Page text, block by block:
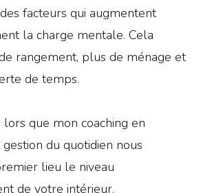
facteurs qui augmentent
la charge mentale. Cela
rangement, plus de ménage et
de temps.
lors que mon coaching en
du quotidien nous
lieu le niveau
de votre intérieur.